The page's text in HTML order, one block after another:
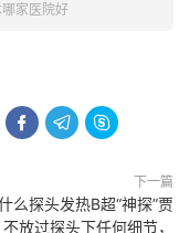
家医院好
  
下一篇
么探头发热B超“神探”贾
放过探头下任何细节，